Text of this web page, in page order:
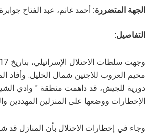
الجهة المتضررة: أحمد غانم، عبد الفتاح
التفاصيل:
مخيم العروب للاجئين شمال الخليل. وأفاد
دورية للجيش، قد داهمت منطقة " وادي
الإخطارات ووضعها على المنزلين المهددين
وجاء في إخطارات الاحتلال بأن المنازل قد